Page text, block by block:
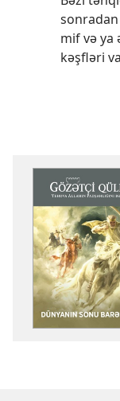
mif və ya
kəşfləri